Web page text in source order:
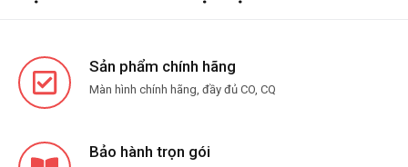
Sản phẩm chính hãng
Màn hình chính hãng, đầy đủ CO, CQ
Bảo hành trọn gói